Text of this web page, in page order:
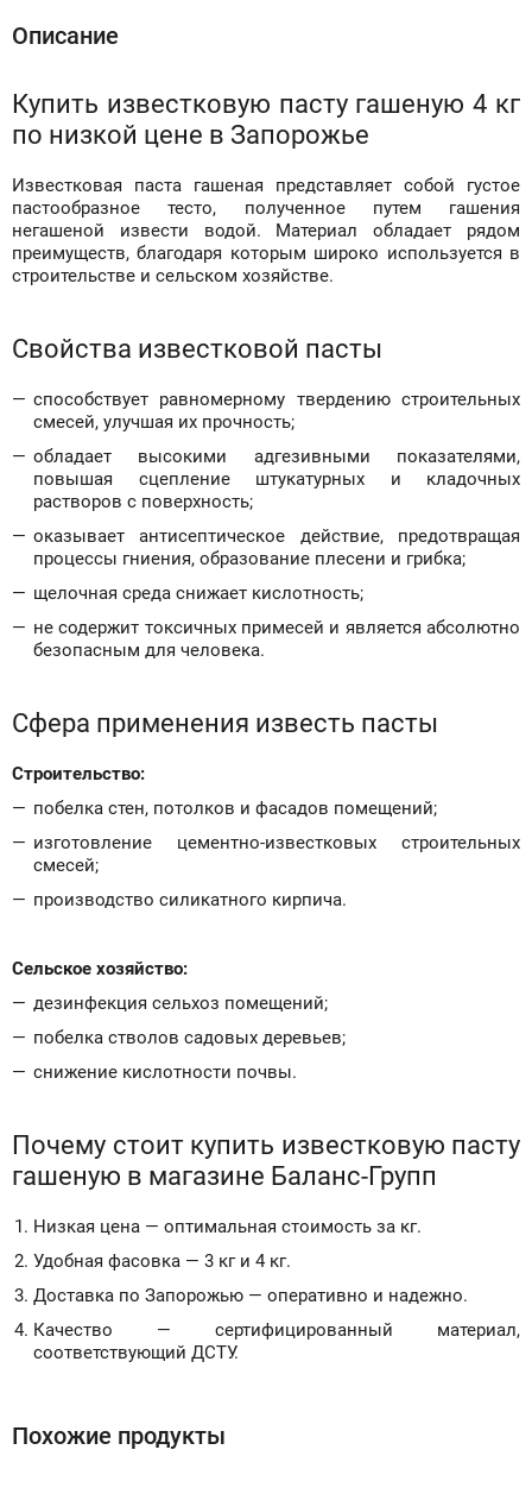
Описание
Купить известковую пасту гашеную 4 кг
по низкой цене в Запорожье
Известковая паста гашеная представляет собой густое
пастообразное тесто, полученное путем гашения
негашеной извести водой. Материал обладает рядом
преимуществ, благодаря которым широко используется в
строительстве и сельском хозяйстве.
Свойства известковой пасты
способствует равномерному твердению строительных
смесей, улучшая их прочность;
обладает высокими адгезивными показателями,
повышая сцепление штукатурных и кладочных
растворов с поверхность;
оказывает антисептическое действие, предотвращая
процессы гниения, образование плесени и грибка;
щелочная среда снижает кислотность;
не содержит токсичных примесей и является абсолютно
безопасным для человека.
Сфера применения известь пасты
Строительство:
побелка стен, потолков и фасадов помещений;
изготовление цементно-известковых строительных
смесей;
производство силикатного кирпича.
Сельское хозяйство:
дезинфекция сельхоз помещений;
побелка стволов садовых деревьев;
снижение кислотности почвы.
Почему стоит купить известковую пасту
гашеную в магазине Баланс-Групп
Низкая цена — оптимальная стоимость за кг.
Удобная фасовка — 3 кг и 4 кг.
Доставка по Запорожью — оперативно и надежно.
Качество — сертифицированный материал,
соответствующий ДСТУ.
Похожие продукты